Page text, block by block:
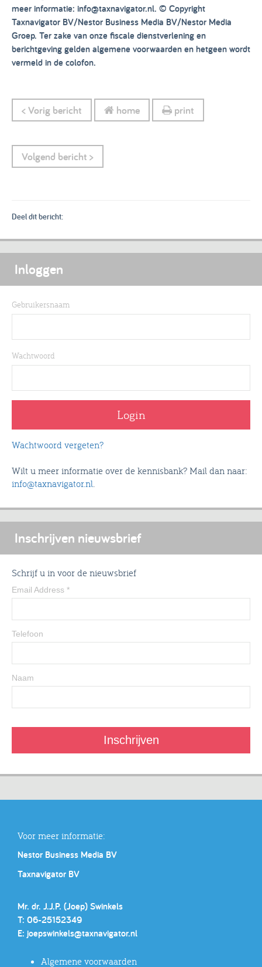
meer informatie: info@taxnavigator.nl. © Copyright
Taxnavigator BV/Nestor Business Media BV/Nestor Media
Groep. Ter zake van onze fiscale dienstverlening en
berichtgeving gelden algemene voorwaarden en hetgeen wordt
vermeld in de colofon.
< Vorig bericht home print
Volgend bericht >
Deel dit bericht:
Inloggen
Gebruikersnaam
Wachtwoord
Wachtwoord vergeten?
Wilt u meer informatie over de kennisbank? Mail dan naar:
info@taxnavigator.nl
Inschrijven nieuwsbrief
Schrijf u in voor de nieuwsbrief
Email Address *
Telefoon
Naam
Voor meer informatie:
Nestor Business Media BV
Taxnavigator BV
Mr. dr. J.J.P. (Joep) Swinkels
T: 06-25152349
E: joepswinkels@taxnavigator.nl
Algemene voorwaarden